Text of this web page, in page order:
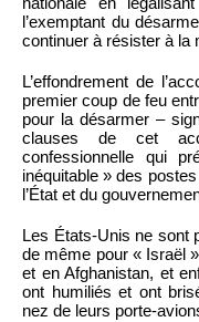
l’exemptant du
continuer à résister à la
L’effondrement de
premier coup de feu
pour la désarmer –
clauses de cet
confessionnelle qui
inéquitable » des
l’État et du
Les États-Unis ne sont
de même pour « Israël
et en Afghanistan, et
ont humiliés et ont
nez de leurs porte-